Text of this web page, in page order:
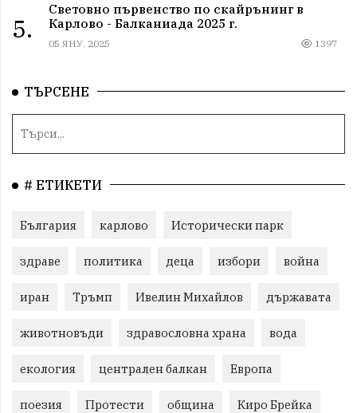
5.
Световно първенство по скайрънинг в
Карлово - Балканиада 2025 г.
05 ЯНУ, 2025 1397
ТЪРСЕНЕ
# ЕТИКЕТИ
България карлово Исторически парк
здраве политика деца избори война
иран Тръмп Ивелин Михайлов държавата
животновъди здравословна храна вода
екология централен балкан Европа
поезия Протести община Киро Брейка